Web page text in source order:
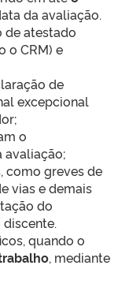
da avaliação.
de atestado
o CRM) e
de
excepcional
o
avaliação;
como greves de
vias e demais
do
quando o
, mediante